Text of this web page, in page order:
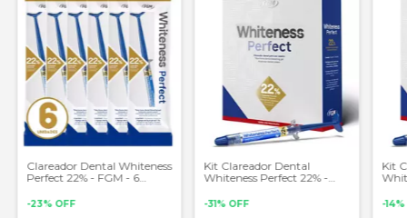
Clareador Dental Whiteness
Perfect 22% - FGM - 6
-23% OFF
Kit Clareador Dental
Whiteness Perfect 22% -
-31% OFF
Kit
-14%